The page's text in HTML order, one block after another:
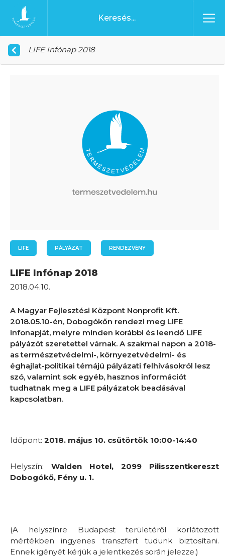
Ugrás a tartalomhoz
Főoldal
LIFE Infónap 2018
LIFE PÁLYÁZAT RENDEZVÉNY
LIFE Infónap 2018
2018.04.10.
A Magyar Fejlesztési Központ Nonprofit Kft.
2018.05.10-én, Dobogókőn rendezi meg LIFE
infonapját, melyre minden korábbi és leendő LIFE
pályázót szeretettel várnak. A szakmai napon a 2018-
as természetvédelmi-, környezetvédelmi- és
éghajlat-politikai témájú pályázati felhívásokról lesz
szó, valamint sok egyéb, hasznos információt
tudhatnak meg a LIFE pályázatok beadásával
kapcsolatban.
Időpont: 2018. május 10. csütörtök 10:00-14:40
Helyszín: Walden Hotel, 2099 Pilisszentkereszt
Dobogókő, Fény u. 1.
(A helyszínre Budapest területéről korlátozott
mértékben ingyenes transzfert tudunk biztosítani.
Ennek igényét kérjük a jelentkezés során jelezze.)